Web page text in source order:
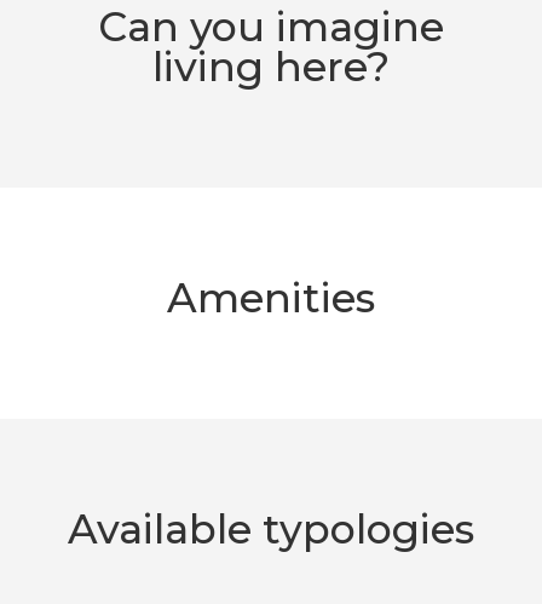
Can you imagine
living here?
Amenities
Available typologies